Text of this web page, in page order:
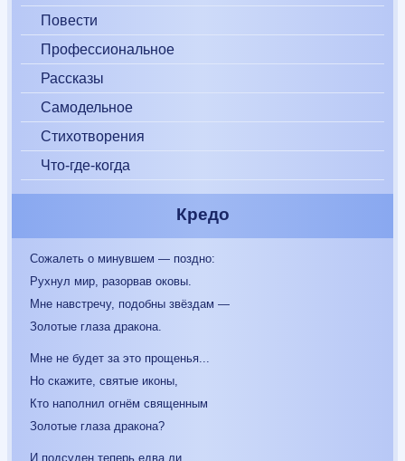
Повести
Профессиональное
Рассказы
Самодельное
Стихотворения
Что-где-когда
Кредо
Сожалеть о минувшем — поздно:
Рухнул мир, разорвав оковы.
Мне навстречу, подобны звёздам —
Золотые глаза дракона.
Мне не будет за это прощенья...
Но скажите, святые иконы,
Кто наполнил огнём священным
Золотые глаза дракона?
И подсуден теперь едва ли